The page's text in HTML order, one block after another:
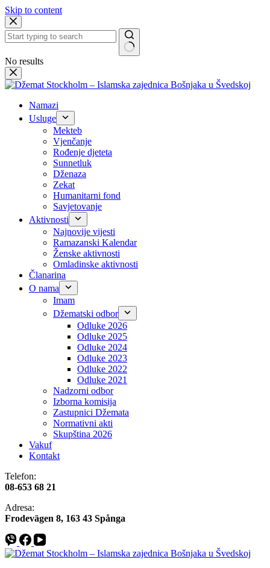
Skip to content
No results
Namazi
Usluge
Mekteb
Vjenčanje
Rođenje djeteta
Sunnetluk
Dženaza
Zekat
Humanitarni fond
Savjetovanje
Aktivnosti
Najnovije vijesti
Ramazanski Kalendar
Ženske aktivnosti
Omladinske aktivnosti
Članarina
O nama
Imam
Džematski odbor
Odluke 2026
Odluke 2025
Odluke 2024
Odluke 2023
Odluke 2022
Odluke 2021
Nadzorni odbor
Izborna komisija
Zastupnici Džemata
Normativni akti
Skupština 2026
Vakuf
Kontakt
Telefon:
08-653 68 21
Adresa:
​​Frodevägen 8, 163 43 Spånga